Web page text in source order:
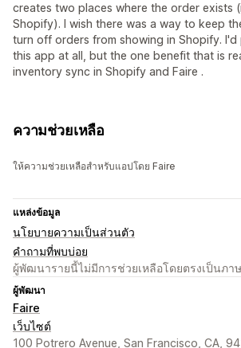
creates two places where the order exists
Shopify). I wish there was a way to keep
turn off orders from showing in Shopify.
this app at all, but the one benefit that is
inventory sync in Shopify and Faire .
ความช่วยเหลือ
ให้ความช่วยเหลือสำหรับแอปโดย Faire
แหล่งข้อมูล
นโยบายความเป็นส่วนตัว
คำถามที่พบบ่อย
ผู้พัฒนารายนี้ไม่มีการช่วยเหลือโดยตรงเป็นภา
ผู้พัฒนา
Faire
เว็บไซต์
100 Potrero Avenue, San Francisco, CA,